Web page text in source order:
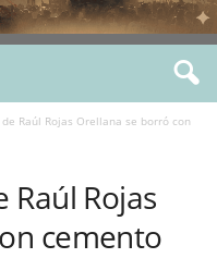
de Raúl Rojas Orellana se borró con
Raúl Rojas
cemento